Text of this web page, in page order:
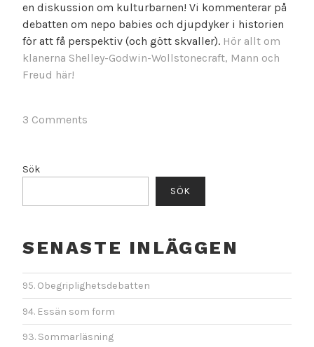
en diskussion om kulturbarnen! Vi kommenterar på
debatten om nepo babies och djupdyker i historien
för att få perspektiv (och gött skvaller). Hör allt om
klanerna Shelley-Godwin-Wollstonecraft, Mann och
Freud här!
3 Comments
Sök
SÖK
SENASTE INLÄGGEN
95. Obegriplighetsdebatten
94. Essän som form
93. Sommarläsning